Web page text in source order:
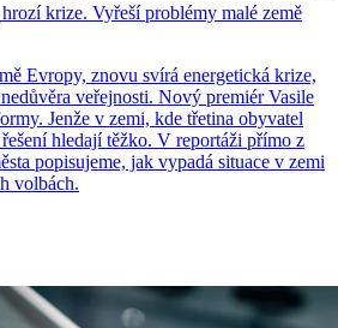
krize. Vyřeší problémy malé země
Evropy, znovu svírá energetická krize,
veřejnosti. Nový premiér Vasile
Jenže v zemi, kde třetina obyvatel
hledají těžko. V reportáži přímo z
popisujeme, jak vypadá situace v zemi
volbách.